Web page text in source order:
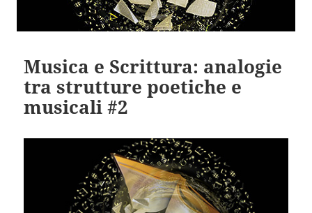
Musica e Scrittura: analogie
tra strutture poetiche e
musicali #2